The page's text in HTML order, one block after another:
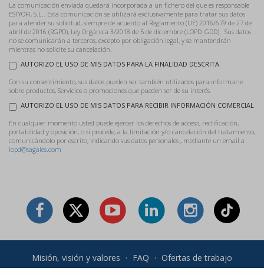
La comunicación enviada quedará incorporada a un fichero del que es responsable
ESTYOFI, S.L.. Esta comunicación se utilizará exclusivamente para tratar sus datos
para atender su solicitud, siempre de acuerdo al Reglamento (UE) 2016/679 de 27 de
abril de 2016 (RGPD), Ley Orgánica 3/2018 de 5 de diciembre (LOPD_GDD) . Sus datos
no se comunicarán a terceros, excepto por obligación legal, y se mantendrán
mientras no solicite su cancelación.
AUTORIZO EL USO DE MIS DATOS PARA LA FINALIDAD DESCRITA
Con su consentimiento, sus datos pueden ser también utilizados para informarle
sobre productos, Servicios o promociones que pueden ser de su interés.
AUTORIZO EL USO DE MIS DATOS PARA RECIBIR INFORMACIÓN COMERCIAL
En cualquier momento usted puede ejercer los derechos de acceso, rectificación,
portabilidad y oposición, o si procede, a la limitación y/o cancelación del tratamiento,
comunicándolo por escrito, indicando sus datos personales , mediante un email a
lopd@sagales.com
Misión, visión y valores · FAQ · Ofertas de trabajo